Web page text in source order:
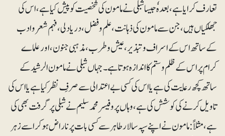
تعارف کرایا ہے،بعدہٗ جیسا شبلی نے مامون کی شخصیت کو پیش کیا ہے، اس کی
جھلکیاں ہیں، جن سے مامو ن کی ذہانت ،علم و فضل، دریا دلی،فہم شعر وادب
کے ساتھ اس کے اسراف و تبذیر،عیش وطرب ،مذہبی جنون،اور علما ے
کرام پر اس کے ظلم و ستم کا اندازہ ہوتاہے۔ جہاں شبلی نے مامون الرشید کے
ساتھ کچھ رعایت کی ہے یا اس کی کسی بے اعتدالی سے صرفِ نظر کیا ہے یا اس کی
تاویل کرنے کی کوشش کی ہے، وہاں پروفیسر محمد سلیم نے شبلی پر گرفت بھی کی
ہے،مثلاً: مامون نے اپنے سپہ سالار طاہر سے کسی بات پر ناراض ہو کر اسے زہر